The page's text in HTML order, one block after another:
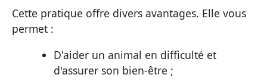
Cette pratique offre divers avantages. Elle vous
permet :
D'aider un animal en difficulté et
d'assurer son bien-être ;